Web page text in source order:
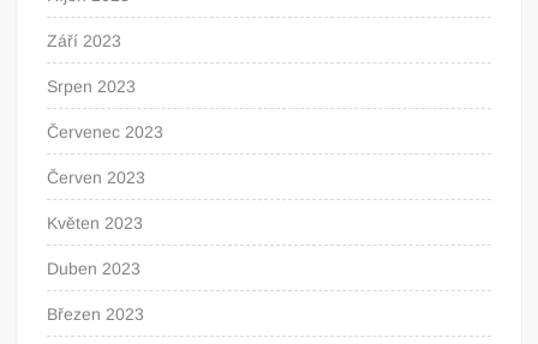
Září 2023
Srpen 2023
Červenec 2023
Červen 2023
Květen 2023
Duben 2023
Březen 2023